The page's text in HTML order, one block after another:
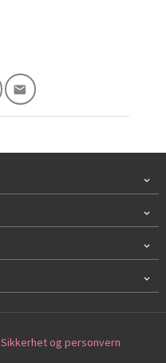
Sikkerhet og personvern